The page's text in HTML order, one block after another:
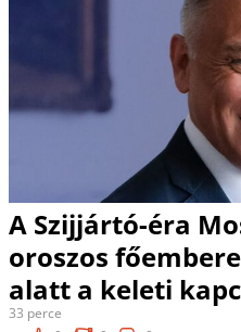
A Szijjártó-éra
oroszos
alatt a keleti
33 perce